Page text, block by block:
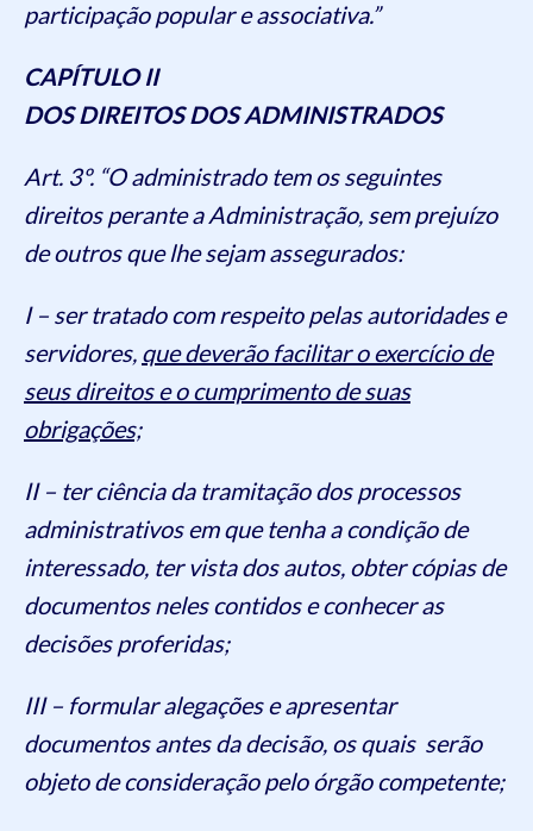
participação popular e associativa.”
CAPÍTULO II
DOS DIREITOS DOS ADMINISTRADOS
Art. 3º. “O administrado tem os seguintes
direitos perante a Administração, sem prejuízo
de outros que lhe sejam assegurados:
I – ser tratado com respeito pelas autoridades e
servidores, que deverão facilitar o exercício de
seus direitos e o cumprimento de suas
obrigações;
II – ter ciência da tramitação dos processos
administrativos em que tenha a condição de
interessado, ter vista dos autos, obter cópias de
documentos neles contidos e conhecer as
decisões proferidas;
III – formular alegações e apresentar
documentos antes da decisão, os quais serão
objeto de consideração pelo órgão competente;